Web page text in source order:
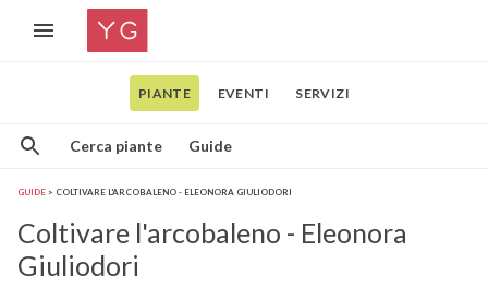
PIANTE EVENTI SERVIZI
Cerca piante Guide
GUIDE COLTIVARE L'ARCOBALENO - ELEONORA GIULIODORI
Coltivare l'arcobaleno - Eleonora
Giuliodori